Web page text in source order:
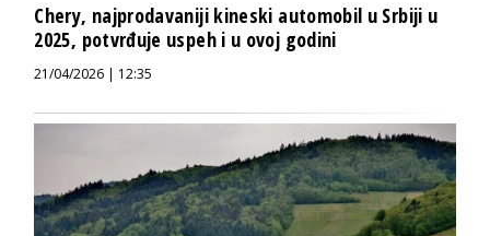
Chery, najprodavaniji kineski automobil u Srbiji u
2025, potvrđuje uspeh i u ovoj godini
21/04/2026 | 12:35